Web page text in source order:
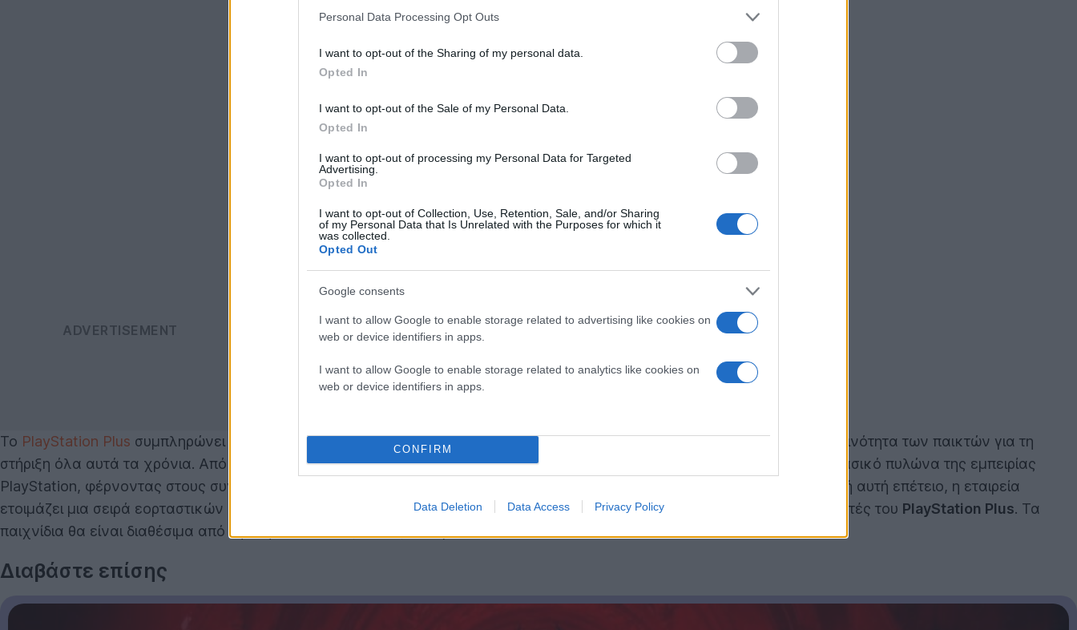
Personal Data Processing Opt Outs
I want to opt-out of the Sharing of my personal data.
Opted In
I want to opt-out of the Sale of my Personal Data.
Opted In
I want to opt-out of processing my Personal Data for Targeted
Advertising.
Opted In
I want to opt-out of Collection, Use, Retention, Sale, and/or Sharing
of my Personal Data that Is Unrelated with the Purposes for which it
was collected.
Opted Out
Google consents
I want to allow Google to enable storage related to advertising like cookies on
web or device identifiers in apps.
I want to allow Google to enable storage related to analytics like cookies on
web or device identifiers in apps.
CONFIRM
Data Deletion Data Access Privacy Policy
Το PlayStation Plus συμπληρώνει φέτος 15 χρόνια παρουσίας, και η Sony Interactive Entertainment ευχαριστεί θερμά την κοινότητα των παικτών για τη
στήριξη όλα αυτά τα χρόνια. Από την έναρξή του, στις 29 Ιουνίου 2010, μέχρι σήμερα, η υπηρεσία έχει εξελιχθεί σε έναν βασικό πυλώνα της εμπειρίας
PlayStation, φέρνοντας στους συνδρομητές της όχι μόνο παιχνίδια αλλά και πληθώρα προνομίων. Με αφορμή τη σημαντική αυτή επέτειο, η εταιρεία
ετοιμάζει μια σειρά εορταστικών δράσεων για το καλοκαίρι, ξεκινώντας με τις κυκλοφορίες του Ιουλίου για τους συνδρομητές του PlayStation Plus. Τα
παιχνίδια θα είναι διαθέσιμα από την 1η Ιουλίου έως και τις 4 Αυγούστου.
Διαβάστε επίσης